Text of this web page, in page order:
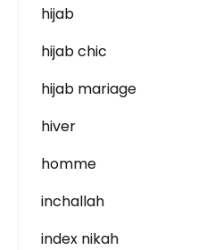
hijab
hijab chic
hijab mariage
hiver
homme
inchallah
index nikah